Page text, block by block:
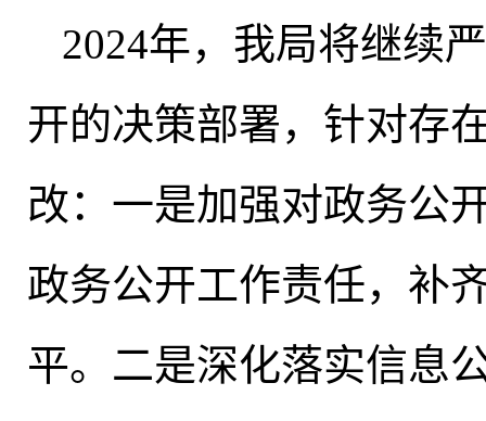
2024年， 我局将继续
开的决策部署，针对存
改：一是加强对政务公
政务公开工作责任， 补
平。 二是深化落实信息